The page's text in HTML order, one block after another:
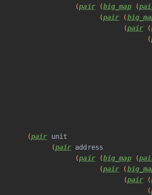
pair (big_map (
pair (
pair (
pair unit
pair address
pair (big_map (
pair (
pair (